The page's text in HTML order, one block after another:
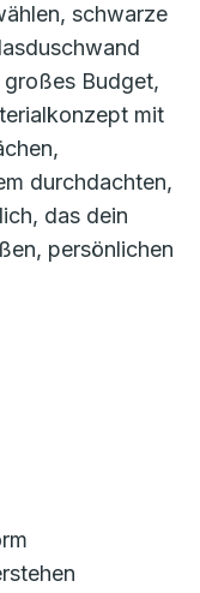
schwarze
Budget,
mit
durchdachten,
das dein
persönlichen